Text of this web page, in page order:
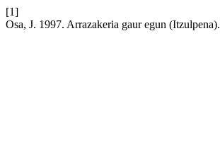
[1]
Osa, J. 1997. Arrazakeria gaur egun (Itzulpena).